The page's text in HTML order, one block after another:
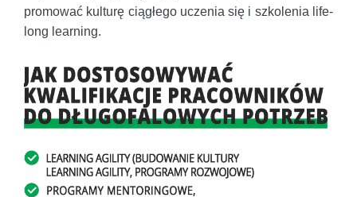
promować kulturę ciągłego uczenia się i szkolenia life-
long learning.